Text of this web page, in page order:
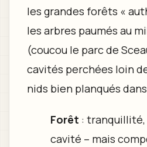
les grandes forêts «
les arbres paumés au
(coucou le parc de
cavités perchées loin
nids bien planqués
Forêt : tranquillité,
cavité – mais